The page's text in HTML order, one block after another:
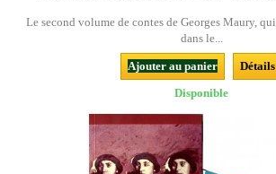
Le second volume de contes de Georges Maury,
dans le...
Ajouter au panier
Détails
Disponible